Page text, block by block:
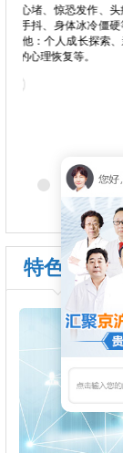
、
体
问
特色诊疗